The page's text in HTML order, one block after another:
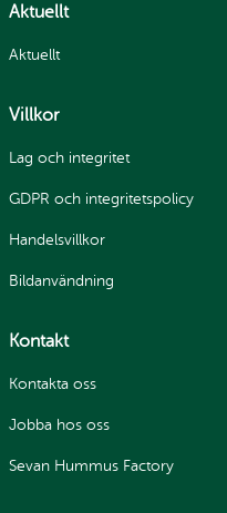
Aktuellt
Aktuellt
Villkor
Lag och integritet
GDPR och integritetspolicy
Handelsvillkor
Bildanvändning
Kontakt
Kontakta oss
Jobba hos oss
Sevan Hummus Factory